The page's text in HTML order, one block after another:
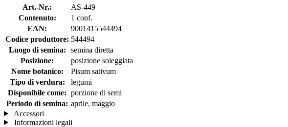
Art.-Nr.:
AS-449
Contenuto:
1 conf.
EAN:
9001415544494
Codice produttore: 544494
Luogo di semina:
semina diretta
Posizione:
posizione soleggiata
Nome botanico:
Pisum sativum
Tipo di verdura:
legumi
Disponibile come: porzione di semi
Periodo di semina: aprile, maggio
Accessori
Informazioni legali